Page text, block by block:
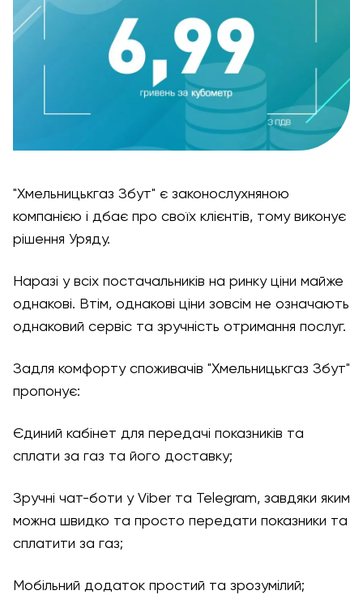
"Хмельницькгаз Збут" є законослухняною
компанією і дбає про своїх клієнтів, тому виконує
рішення Уряду.
Наразі у всіх постачальників на ринку ціни майже
однакові. Втім, однакові ціни зовсім не означають
однаковий сервіс та зручність отримання послуг.
Задля комфорту споживачів "Хмельницькгаз Збут"
пропонує:
Єдиний кабінет для передачі показників та
сплати за газ та його доставку;
Зручні чат-боти у Viber та Telegram, завдяки яким
можна швидко та просто передати показники та
сплатити за газ;
Мобільний додаток простий та зрозумілий;